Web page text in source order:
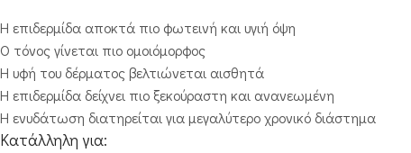
Η επιδερμίδα αποκτά πιο φωτεινή και υγιή όψη
Ο τόνος γίνεται πιο ομοιόμορφος
Η υφή του δέρματος βελτιώνεται αισθητά
Η επιδερμίδα δείχνει πιο ξεκούραστη και ανανεωμένη
Η ενυδάτωση διατηρείται για μεγαλύτερο χρονικό διάστημα
Κατάλληλη για: